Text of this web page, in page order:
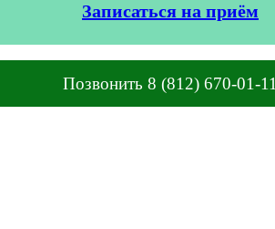
Записаться на приём
Позвонить 8 (812) 670-01-11